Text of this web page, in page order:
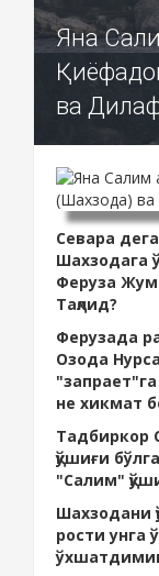
Яна
ва
Севара
Шахзодага
Феруза
Тақлид?
Ферузада
Озода
не хикмат
Тадбиркор
қўшиғи
"Салим"
Шахзодани
рости унга